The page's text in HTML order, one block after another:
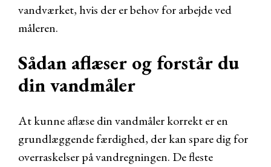
vandværket, hvis der er behov for arbejde ved
måleren.
Sådan aflæser og forstår du
din vandmåler
At kunne aflæse din vandmåler korrekt er en
grundlæggende færdighed, der kan spare dig for
overraskelser på vandregningen. De fleste